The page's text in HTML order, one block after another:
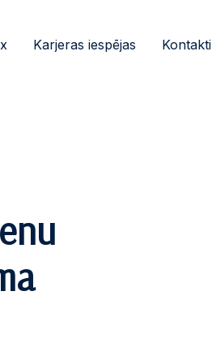
Karjeras iespējas Kontakti